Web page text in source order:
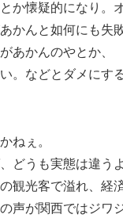
か懐疑的になり。
かんと如何にも失
あかんのやとか、
。などとダメにす
ねぇ。
どうも実態は違う
観光客で溢れ、経
声が関西ではジワ